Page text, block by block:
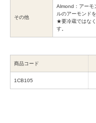
その他
Almond：アーモ
ルのアーモンド
★要冷蔵ではな
す。
商品コード
1CB105